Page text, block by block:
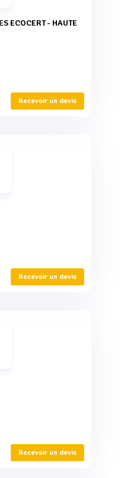
Recevoir un devis
Recevoir un devis
Recevoir un devis